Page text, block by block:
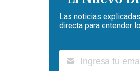
Las noticias
directa para entender